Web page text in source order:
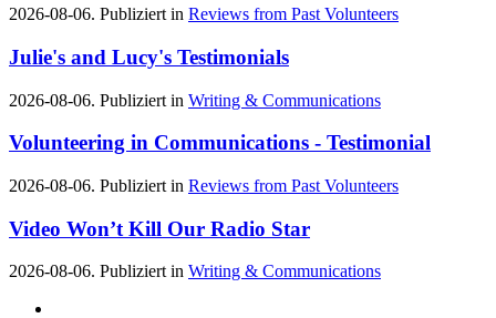
2026-08-06. Publiziert in Reviews from Past Volunteers
Julie's and Lucy's Testimonials
2026-08-06. Publiziert in Writing & Communications
Volunteering in Communications - Testimonial
2026-08-06. Publiziert in Reviews from Past Volunteers
Video Won’t Kill Our Radio Star
2026-08-06. Publiziert in Writing & Communications